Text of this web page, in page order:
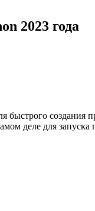
2023 года
создания
деле для запуска